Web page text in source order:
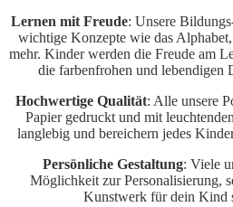
Lernen mit Freude: Unsere
wichtige Konzepte wie das
mehr. Kinder werden die Freude am
die farbenfrohen und lebendigen
Hochwertige Qualität: Alle unsere
Papier gedruckt und mit
langlebig und bereichern jedes
Persönliche Gestaltung: Viele
Möglichkeit zur Personalisierung,
Kunstwerk für dein Kind